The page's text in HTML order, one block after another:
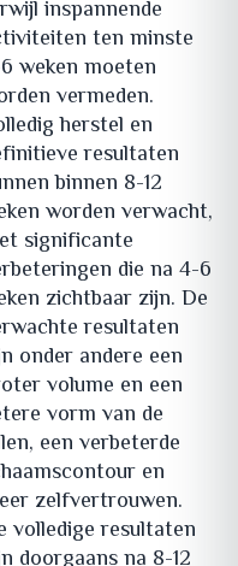
inspannende
ten minste
weken moeten
vermeden.
herstel en
resultaten
binnen 8-12
worden verwacht,
significante
die na 4-6
zichtbaar zijn. De
resultaten
onder andere een
volume en een
vorm van de
een verbeterde
en
zelfvertrouwen.
volledige resultaten